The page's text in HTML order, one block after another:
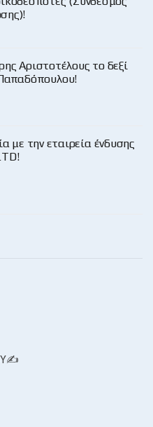
Αριστοτέλους το δεξί
με την εταιρεία ένδυσης